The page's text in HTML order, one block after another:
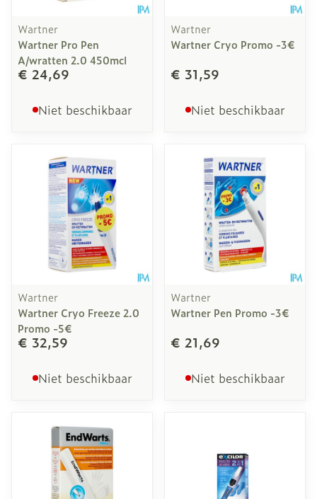
Wartner
Wartner Pro Pen
A/wratten 2.0 450mcl
€ 24,69
Niet beschikbaar
Wartner
Wartner Cryo Promo -3€
€ 31,59
Niet beschikbaar
Wartner
Wartner Cryo Freeze 2.0
Promo -5€
€ 32,59
Niet beschikbaar
Wartner
Wartner Pen Promo -3€
€ 21,69
Niet beschikbaar